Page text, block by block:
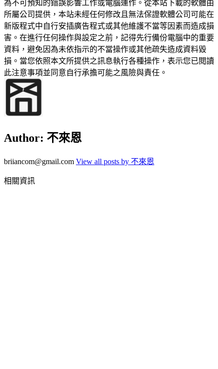
為不可預知的錯誤影響工作或電腦運作。從本站下載的軟體由
所屬公司提供，本站未經任何修改且無法保證軟體公司可能在
新版程式中自行安插廣告程式或其他維護不當等因素而造成損
害。在進行任何操作與設定之前，記得先行備份電腦中的重要
資料，避免因為未依指示的不當操作或其他疏失造成資料毀
損。當您依照本文所提供之訊息執行各種操作，表示您已閱讀
此注意事項並同意自行承擔可能之風險與責任。
Author: 不來恩
briiancom@gmail.com View all posts by 不來恩
相關資訊